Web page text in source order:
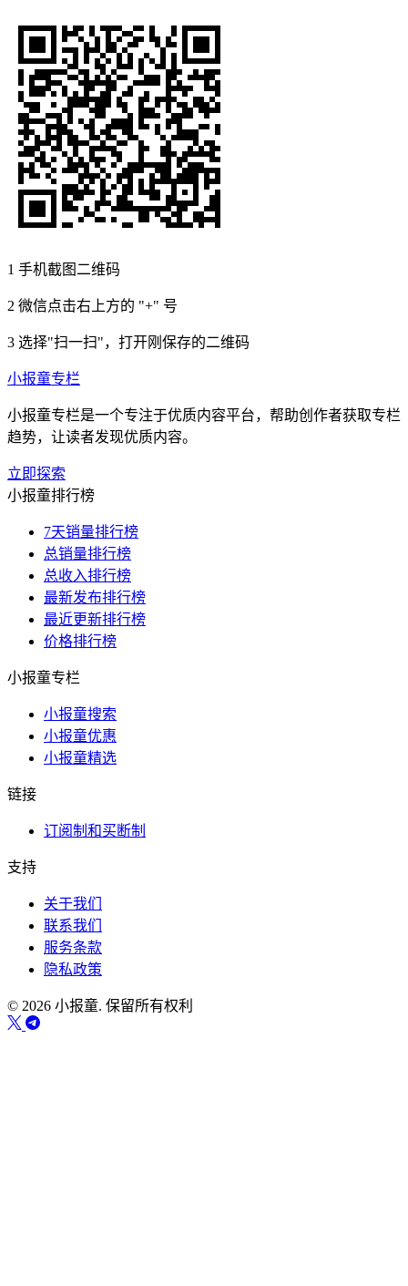
1 手机截图二维码
2 微信点击右上方的 "+" 号
3 选择"扫一扫"，打开刚保存的二维码
小报童专栏
小报童专栏是一个专注于优质内容平台，帮助创作者获取专栏
趋势，让读者发现优质内容。
立即探索
小报童排行榜
7天销量排行榜
总销量排行榜
总收入排行榜
最新发布排行榜
最近更新排行榜
价格排行榜
小报童专栏
小报童搜索
小报童优惠
小报童精选
链接
订阅制和买断制
支持
关于我们
联系我们
服务条款
隐私政策
© 2026 小报童. 保留所有权利